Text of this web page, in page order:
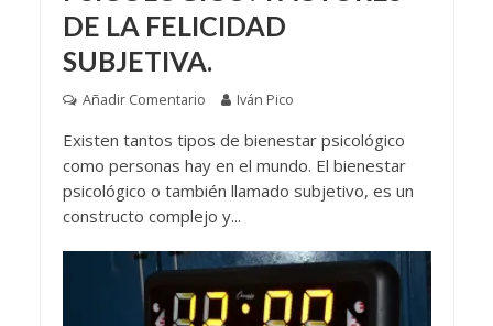
DE LA FELICIDAD
SUBJETIVA.
Añadir Comentario Iván Pico
Existen tantos tipos de bienestar psicológico
como personas hay en el mundo. El bienestar
psicológico o también llamado subjetivo, es un
constructo complejo y...